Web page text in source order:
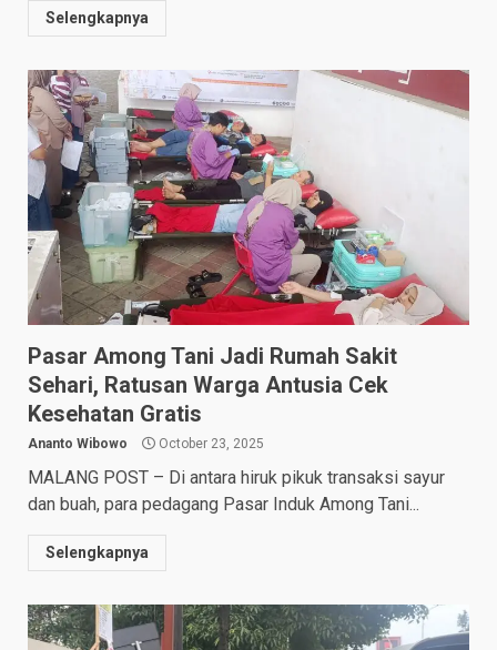
Selengkapnya
Pasar Among Tani Jadi Rumah Sakit
Sehari, Ratusan Warga Antusia Cek
Kesehatan Gratis
Ananto Wibowo October 23, 2025
MALANG POST – Di antara hiruk pikuk transaksi sayur
dan buah, para pedagang Pasar Induk Among Tani...
Selengkapnya